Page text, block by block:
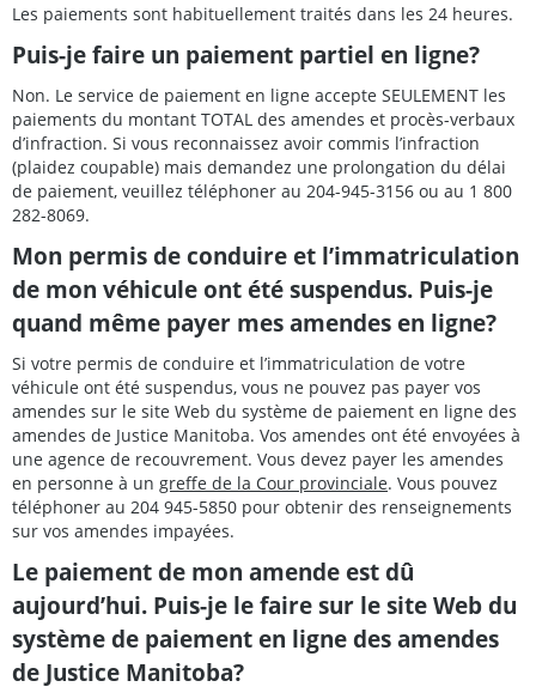
Les paiements sont habituellement traités dans les 24 heures.
Puis-je faire un paiement partiel en ligne?
Non. Le service de paiement en ligne accepte SEULEMENT les
paiements du montant TOTAL des amendes et procès-verbaux
d’infraction. Si vous reconnaissez avoir commis l’infraction
(plaidez coupable) mais demandez une prolongation du délai
de paiement, veuillez téléphoner au 204-945-3156 ou au 1 800
282-8069.
Mon permis de conduire et l’immatriculation
de mon véhicule ont été suspendus. Puis-je
quand même payer mes amendes en ligne?
Si votre permis de conduire et l’immatriculation de votre
véhicule ont été suspendus, vous ne pouvez pas payer vos
amendes sur le site Web du système de paiement en ligne des
amendes de Justice Manitoba. Vos amendes ont été envoyées à
une agence de recouvrement. Vous devez payer les amendes
en personne à un greffe de la Cour provinciale. Vous pouvez
téléphoner au 204 945-5850 pour obtenir des renseignements
sur vos amendes impayées.
Le paiement de mon amende est dû
aujourd’hui. Puis-je le faire sur le site Web du
système de paiement en ligne des amendes
de Justice Manitoba?